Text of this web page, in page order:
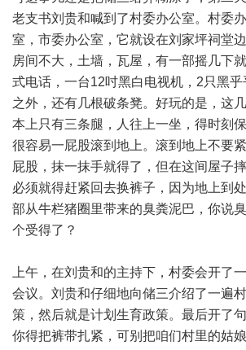
老支书刘贵和喊到了村委办公室。村委
室，市委办公室，它就设在刘家坪祠堂
房间不大，土墙，瓦屋，有一部摇几下
式电话，一台12吋黑白电视机，2只黑
之外，还有几根破条凳。好玩的是，这
本上只有三条腿，人往上一坐，得时刻
很容易一屁股滚到地上。滚到地上不要
屁股，抹一抹手就得了，但在这间屋子
必须就得赶紧回去换裤子，因为地上到
部从牛栏猪圈里带来的臭粪泥巴，你说
个受得了？
上午，在刘贵和的主持下，村委会开了
会议。刘贵和仔细地向储三介绍了一遍
策，然后就是计划生育政策。最后开了
你得把裤带扎紧，可别把咱们村里的姑